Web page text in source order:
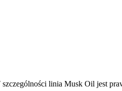
linia Musk Oil jest